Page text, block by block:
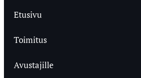
Etusivu
Toimitus
Avustajille